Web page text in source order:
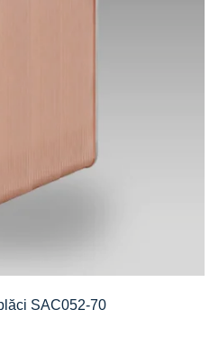
SAC052-70